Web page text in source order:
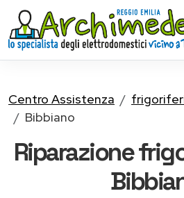
Centro Assistenza
Bibbiano
Riparazione